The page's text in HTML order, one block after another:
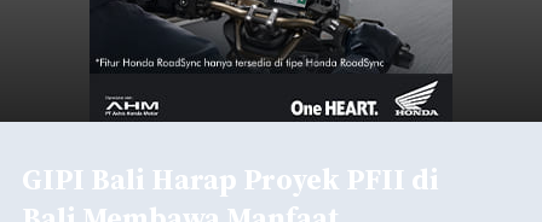
GIPI Bali Harap Proyek PFII di